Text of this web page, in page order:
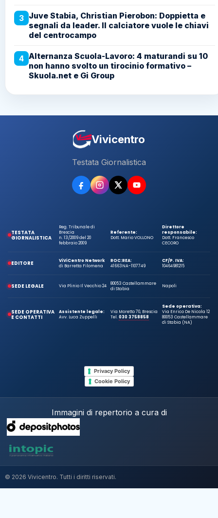
3 Juve Stabia, Christian Pierobon: Doppietta e
segnali da leader. Il calciatore vuole le chiavi
del centrocampo
4 Alternanza Scuola-Lavoro: 4 maturandi su 10
non hanno svolto un tirocinio formativo –
Skuola.net e Gi Group
Vivicentro
Testata Giornalistica
TESTATA
GIORNALISTICA
Reg. Tribunale di
Brescia
n. 13/2009 del 20
febbraio 2009
Referente:
Dott. Mario VOLLONO
Direttore
responsabile:
Dott. Francesco
CECORO
EDITORE
ViViCentro Network
di Barretta Filomena
ROC:
41663
REA:
NA-1107749
CF/P. IVA:
10464981215
SEDE LEGALE Via Plinio Il Vecchio 24
80053 Castellammare
di Stabia
Napoli
SEDE OPERATIVA
E CONTATTI
Assistente legale:
Avv. Luca Zuppelli
Via Moretto 70, Brescia
Tel.030 3758858
Sede operativa:
Via Enrico De Nicola 12
80053 Castellammare
di Stabia (NA)
Privacy Policy
Cookie Policy
Immagini di repertorio a cura di
© 2026 Vivicentro. Tutti i diritti riservati.